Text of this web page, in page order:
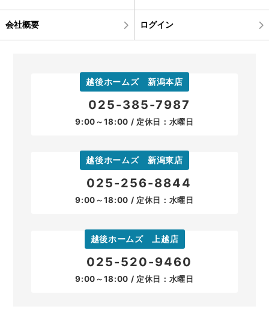
会社概要 ログイン
越後ホームズ 新潟本店
025-385-7987
9:00～18:00 / 定休日：水曜日
越後ホームズ 新潟東店
025-256-8844
9:00～18:00 / 定休日：水曜日
越後ホームズ 上越店
025-520-9460
9:00～18:00 / 定休日：水曜日